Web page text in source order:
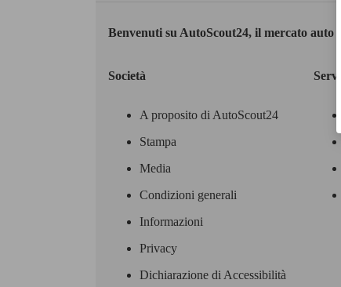
Benvenuti su AutoScout24, il mercato auto
Società
A proposito di AutoScout24
Stampa
Media
Condizioni generali
Informazioni
Privacy
Dichiarazione di Accessibilità